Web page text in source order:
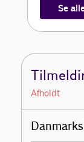
Se
Afholdt